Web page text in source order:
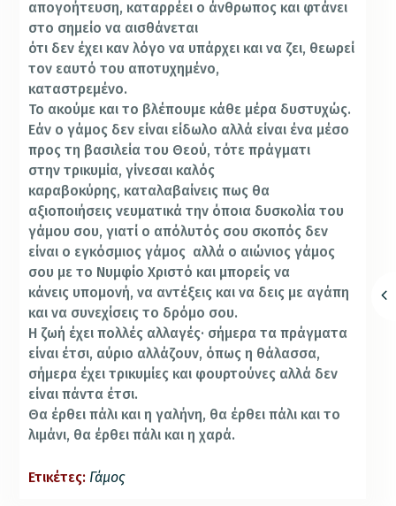
απογοήτευση, καταρρέει ο άνθρωπος και φτάνει
στο σημείο να αισθάνεται
ότι δεν έχει καν λόγο να υπάρχει και να ζει, θεωρεί
τον εαυτό του αποτυχημένο,
καταστρεμένο.
Το ακούμε και το βλέπουμε κάθε μέρα δυστυχώς.
Εάν ο γάμος δεν είναι είδωλο αλλά είναι ένα μέσο
προς τη βασιλεία του Θεού, τότε πράγματι
στην τρικυμία, γίνεσαι καλός
καραβοκύρης, καταλαβαίνεις πως θα
αξιοποιήσεις νευματικά την όποια δυσκολία του
γάμου σου, γιατί ο απόλυτός σου σκοπός δεν
είναι ο εγκόσμιος γάμος αλλά ο αιώνιος γάμος
σου με το Νυμφίο Χριστό και μπορείς να
κάνεις υπομονή, να αντέξεις και να δεις με αγάπη
και να συνεχίσεις το δρόμο σου.
Η ζωή έχει πολλές αλλαγές· σήμερα τα πράγματα
είναι έτσι, αύριο αλλάζουν, όπως η θάλασσα,
σήμερα έχει τρικυμίες και φουρτούνες αλλά δεν
είναι πάντα έτσι.
Θα έρθει πάλι και η γαλήνη, θα έρθει πάλι και το
λιμάνι, θα έρθει πάλι και η χαρά.
Ετικέτες: Γάμος